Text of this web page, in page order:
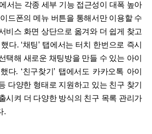
서는 각종 세부 기능 접근성이 대폭 높아
드폰의 메뉴 버튼을 통해서만 이용할 수
비스 화면 상단으로 옮겨와 더 쉽게 찾고
다. ‘채팅’ 탭에서는 터치 한번으로 즉시
택해 새로운 채팅방을 만들 수 있는 아이
다. ‘친구찾기’ 탭에서도 카카오톡 아이
다양한 형태로 지원하고 있는 친구 찾기
시켜 더 다양한 방식의 친구 목록 관리가
.